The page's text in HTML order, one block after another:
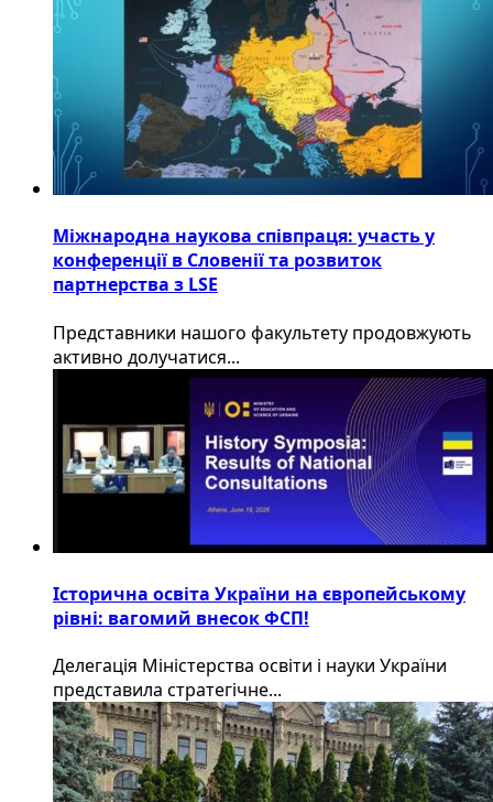
Міжнародна наукова співпраця: участь у
конференції в Словенії та розвиток
партнерства з LSE
​Представники нашого факультету продовжують
активно долучатися...
Історична освіта України на європейському
рівні: вагомий внесок ФСП!
Делегація Міністерства освіти і науки України
представила стратегічне...